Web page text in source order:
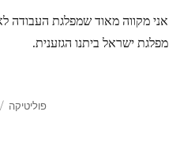
אני מקווה מאוד שמפלגת
מפלגת ישראל ביתנו הגזענית.
Categories
פוליטיקה